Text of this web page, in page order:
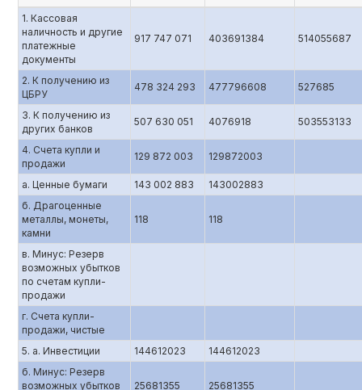
1. Кассовая
наличность и другие
платежные
документы
917 747 071 403691384 514055687
2. К получению из
ЦБРУ
478 324 293 477796608 527685
3. К получению из
других банков
507 630 051 4076918 503553133
4. Счета купли и
продажи
129 872 003 129872003
а. Ценные бумаги 143 002 883
143002883
б. Драгоценные
металлы, монеты,
камни
118 118
в. Минус: Резерв
возможных убытков
по счетам купли-
продажи
г. Счета купли-
продажи, чистые
5. а. Инвестиции
144612023
144612023
б. Минус: Резерв
возможных убытков
25681355 25681355